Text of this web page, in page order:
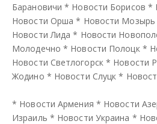
Барановичи * Новости Борисов *
Новости Орша * Новости Мозырь
Новости Лида * Новости
Молодечно * Новости Полоцк *
Новости Светлогорск * Новости
Жодино * Новости Слуцк *
* Новости Армения * Новости
Израиль * Новости Украина *